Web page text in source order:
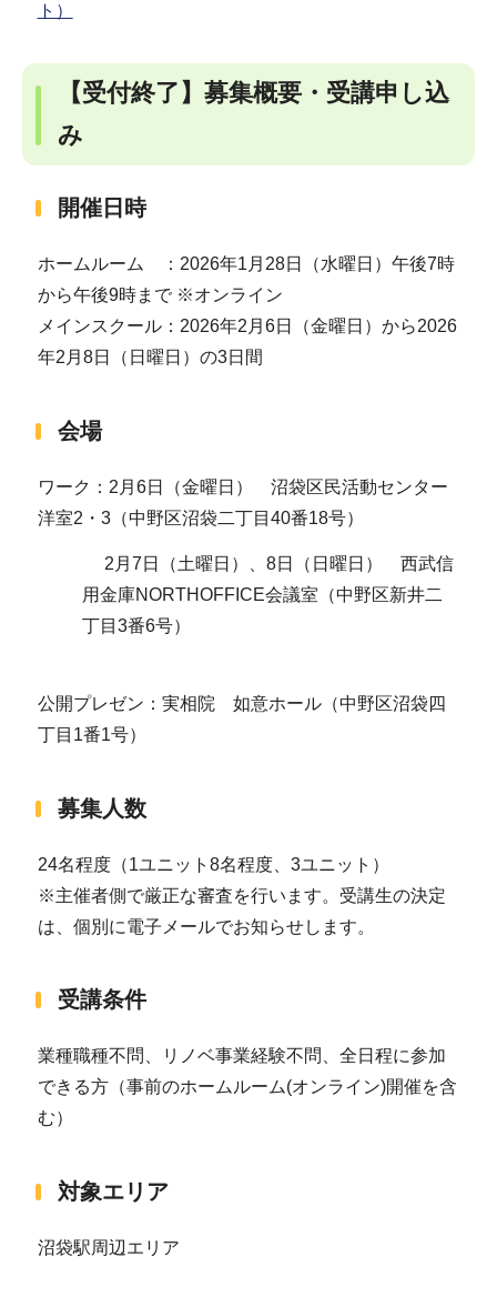
ト）
【受付終了】募集概要・受講申し込
み
開催日時
ホームルーム ：2026年1月28日（水曜日）午後7時
から午後9時まで ※オンライン
メインスクール：2026年2月6日（金曜日）から2026
年2月8日（日曜日）の3日間
会場
ワーク：2月6日（金曜日） 沼袋区民活動センター
洋室2・3（中野区沼袋二丁目40番18号）
2月7日（土曜日）、8日（日曜日） 西武信
用金庫NORTHOFFICE会議室（中野区新井二
丁目3番6号）
公開プレゼン：実相院 如意ホール（中野区沼袋四
丁目1番1号）
募集人数
24名程度（1ユニット8名程度、3ユニット）
※主催者側で厳正な審査を行います。受講生の決定
は、個別に電子メールでお知らせします。
受講条件
業種職種不問、リノベ事業経験不問、全日程に参加
できる方（事前のホームルーム(オンライン)開催を含
む）
対象エリア
沼袋駅周辺エリア